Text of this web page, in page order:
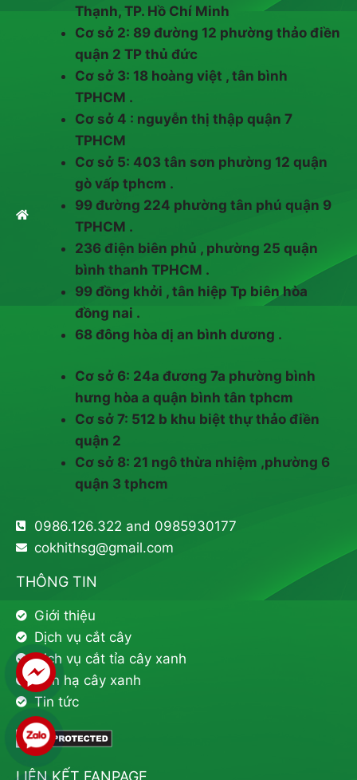
Thạnh, TP. Hồ Chí Minh
Cơ sở 2: 89 đường 12 phường thảo điền
quận 2 TP thủ đức
Cơ sở 3: 18 hoàng việt , tân bình
TPHCM .
Cơ sở 4 : nguyễn thị thập quận 7
TPHCM
Cơ sở 5: 403 tân sơn phường 12 quận
gò vấp tphcm .
99 đường 224 phường tân phú quận 9
TPHCM .
236 điện biên phủ , phường 25 quận
bình thanh TPHCM .
99 đồng khởi , tân hiệp Tp biên hòa
đồng nai .
68 đông hòa dị an bình dương .
Cơ sở 6: 24a đương 7a phường bình
hưng hòa a quận bình tân tphcm
Cơ sở 7: 512 b khu biệt thự thảo điền
quận 2
Cơ sở 8: 21 ngô thừa nhiệm ,phường 6
quận 3 tphcm
0986.126.322 and 0985930177
cokhithsg@gmail.com
THÔNG TIN
Giới thiệu
Dịch vụ cắt cây
Dịch vụ cắt tỉa cây xanh
Đốn hạ cây xanh
Tin tức
LIÊN KẾT FANPAGE